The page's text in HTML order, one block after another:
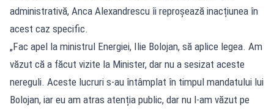
administrativă, Anca Alexandrescu îi reproșează inacțiunea în
acest caz specific.
„Fac apel la ministrul Energiei, Ilie Bolojan, să aplice legea. Am
văzut că a făcut vizite la Minister, dar nu a sesizat aceste
nereguli. Aceste lucruri s-au întâmplat în timpul mandatului lui
Bolojan, iar eu am atras atenția public, dar nu l-am văzut pe